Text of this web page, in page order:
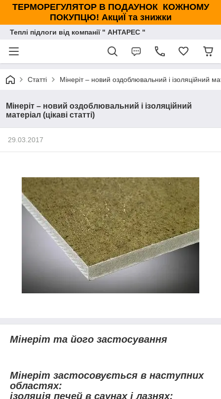
ТЕРМОРЕГУЛЯТОР В ПОДАУНОК КОЖНОМУ
ПОКУПЦЮ! АкциЇ та знижки
Теплі підлоги від компанії " АНТАРЕС "
Статті Мінеріт – новий оздоблювальний і ізоляційний
Мінеріт – новий оздоблювальний і ізоляційний
матеріал (цікаві статті)
29.03.2017
Мінеріт та його застосування
Мінеріт застосовується в наступних
областях:
ізоляція печей в саунах і лазнях;